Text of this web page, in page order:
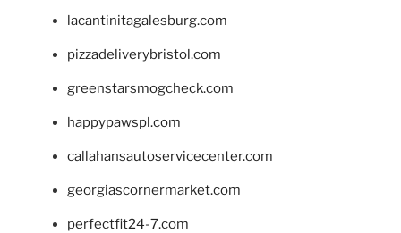
lacantinitagalesburg.com
pizzadeliverybristol.com
greenstarsmogcheck.com
happypawspl.com
callahansautoservicecenter.com
georgiascornermarket.com
perfectfit24-7.com